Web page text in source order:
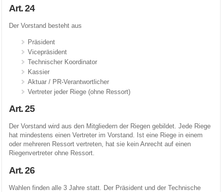
Art. 24
Der Vorstand besteht aus
Präsident
Vicepräsident
Technischer Koordinator
Kassier
Aktuar / PR-Verantwortlicher
Vertreter jeder Riege (ohne Ressort)
Art. 25
Der Vorstand wird aus den Mitgliedern der Riegen gebildet. Jede Riege
hat mindestens einen Vertreter im Vorstand. Ist eine Riege in einem
oder mehreren Ressort vertreten, hat sie kein Anrecht auf einen
Riegenvertreter ohne Ressort.
Art. 26
Wahlen finden alle 3 Jahre statt. Der Präsident und der Technische